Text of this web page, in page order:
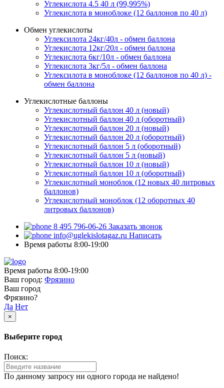
Углекислота 4.5 40 л (99,995%)
Углекислота в моноблоке (12 баллонов по 40 л)
Обмен углекислоты
Углексилота 24кг/40л - обмен баллона
Углекислота 12кг/20л - обмен баллона
Углекислота 6кг/10л - обмен баллона
Углекислота 3кг/5л - обмен баллона
Углексилота в моноблоке (12 баллонов по 40 л) -
обмен баллона
Углекислотные баллоны
Углекислотный баллон 40 л (новый)
Углекислотный баллон 40 л (оборотный)
Углекислотный баллон 20 л (новый)
Углекислотный баллон 20 л (оборотный)
Углекислотный баллон 5 л (оборотный)
Углекислотный баллон 5 л (новый)
Углекислотный баллон 10 л (новый)
Углекислотный баллон 10 л (оборотный)
Углекислотный моноблок (12 новых 40 литровых
баллонов)
Углекислотный моноблок (12 оборотных 40
литровых баллонов)
8 495 796-06-26 Заказать звонок
info@uglekislotagaz.ru Написать
Время работы 8:00-19:00
Время работы 8:00-19:00
Ваш город: Фрязино
Ваш город
Фрязино?
Да Нет
×
Выберите город
Поиск:
По данному запросу ни одного города не найдено!